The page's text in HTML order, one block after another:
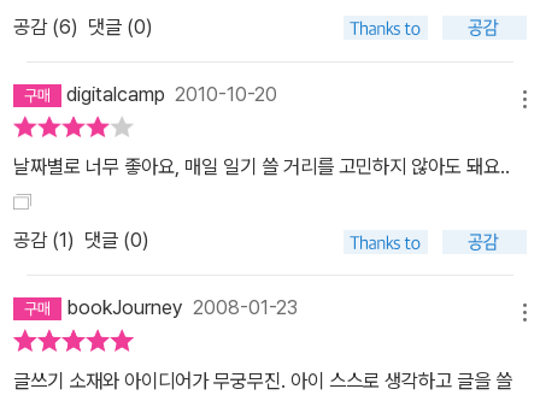
공감 (6) 댓글 (0)
digitalcamp 2010-10-20
날짜별로 너무 좋아요, 매일 일기 쓸 거리를 고민하지 않아도 돼요..
공감 (1) 댓글 (0)
bookJourney 2008-01-23
글쓰기 소재와 아이디어가 무궁무진. 아이 스스로 생각하고 글을 쓸